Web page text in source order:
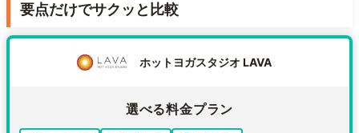
要点だけでサクッと比較
ホットヨガスタジオ LAVA
選べる料金プラン